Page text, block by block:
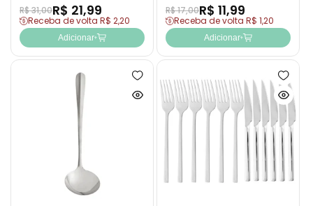
R$ 31,00R$ 21,99
Receba de volta R$ 2,20
Adicionar
R$ 17,00R$ 11,99
Receba de volta R$ 1,20
Adicionar
Adicionar
à
lista
Ver
produto
rapidamente
à
lista
de
Ver
produto